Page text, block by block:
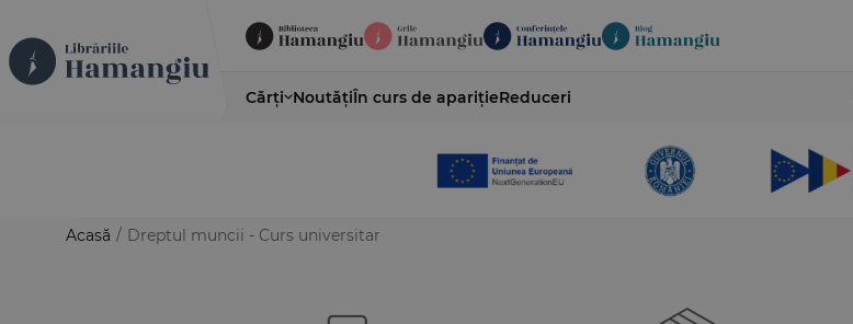
Cărți NoutățiÎn curs de aparițieReduceri
Acasă / Dreptul muncii - Curs universitar